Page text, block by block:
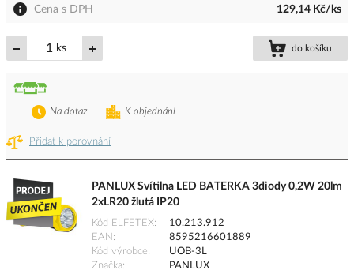
Cena s DPH 129,14 Kč/ks
ks do košíku
Přidat k porovnání
K objednání
Na dotaz
PANLUX Svítilna LED BATERKA 3diody 0,2W 20lm
2xLR20 žlutá IP20
Kód ELFETEX
10.213.912
EAN
8595216601889
Kód výrobce
UOB-3L
Značka
PANLUX